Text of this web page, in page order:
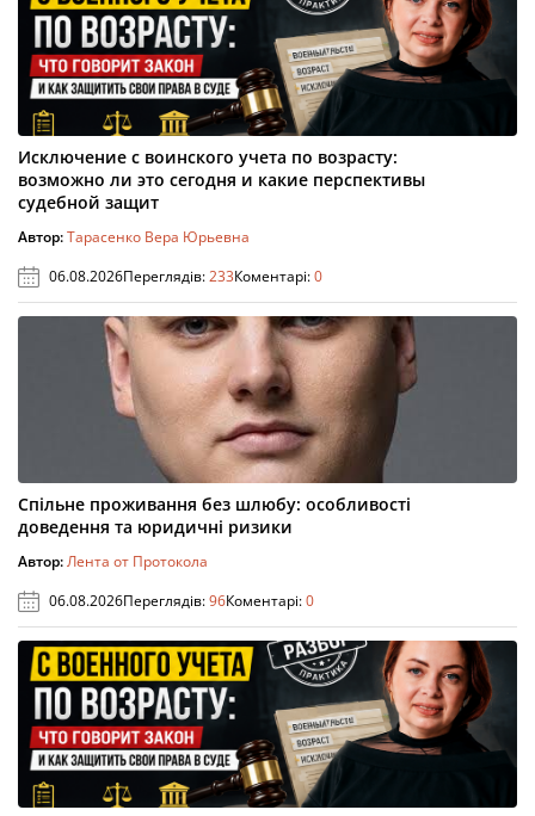
Исключение с воинского учета по возрасту:
возможно ли это сегодня и какие перспективы
судебной защит
Автор:Тарасенко Вера Юрьевна
06.08.2026Переглядів:233Коментарі:0
Спільне проживання без шлюбу: особливості
доведення та юридичні ризики
Автор:Лента от Протокола
06.08.2026Переглядів:96Коментарі:0